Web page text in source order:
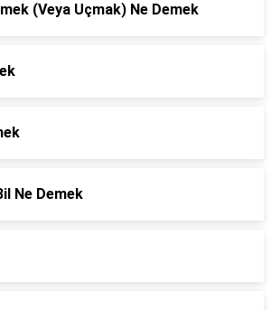
(Veya Uçmak) Ne Demek
Ne Demek